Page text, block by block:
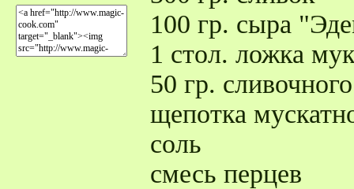
100 гр. сыра
1 стол. ложка
50 гр.
щепотка
соль
смесь перцев